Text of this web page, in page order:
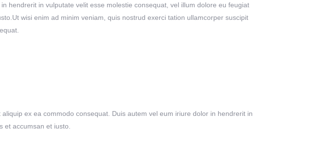
hendrerit in vulputate velit esse molestie consequat, vel illum dolore eu feugiat
wisi enim ad minim veniam, quis nostrud exerci tation ullamcorper suscipit
ex ea commodo consequat. Duis autem vel eum iriure dolor in hendrerit in
et accumsan et iusto.